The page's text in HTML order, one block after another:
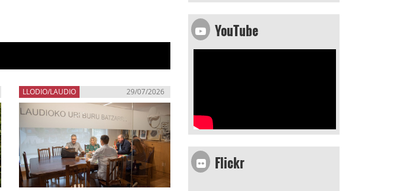
LLODIO/LAUDIO 29/07/2026
YouTube
Flickr